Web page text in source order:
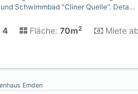
Schwimmbad "Cliner Quelle". Deta…
4 Fläche: 70m2 Miete
Emden